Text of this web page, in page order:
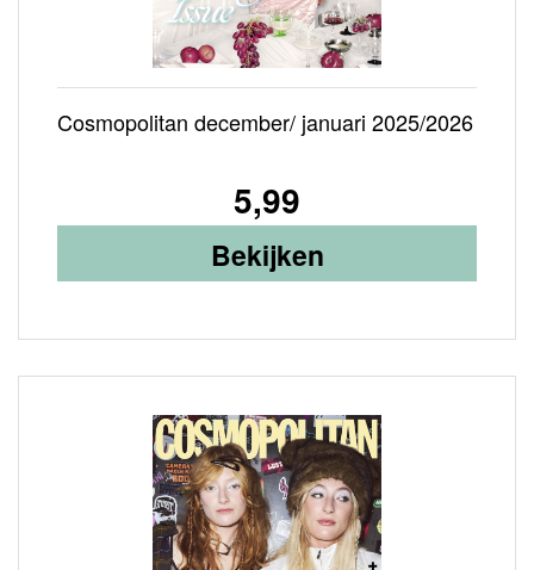
Cosmopolitan december/ januari 2025/2026
5,99
Bekijken